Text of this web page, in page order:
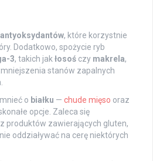
antyoksydantów, które korzystnie
Dodatkowo, spożycie ryb
3, takich jak łosoś czy makrela,
stanów zapalnych
o białku — chude mięso oraz
opcje. Zaleca się
produktów zawierających gluten,
oddziaływać na cerę niektórych